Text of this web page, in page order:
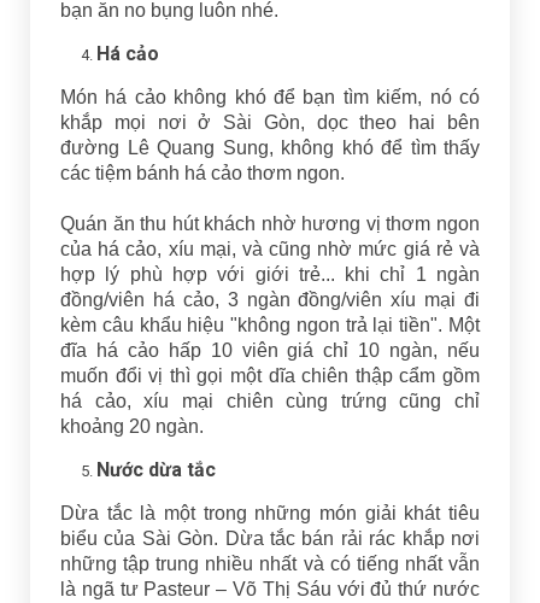
bạn ăn no bụng luôn nhé.
Há cảo
Món há cảo không khó để bạn tìm kiếm, nó có
khắp mọi nơi ở Sài Gòn, dọc theo hai bên
đường Lê Quang Sung, không khó để tìm thấy
các tiệm bánh há cảo thơm ngon.
Quán ăn thu hút khách nhờ hương vị thơm ngon
của há cảo, xíu mại, và cũng nhờ mức giá rẻ và
hợp lý phù hợp với giới trẻ... khi chỉ 1 ngàn
đồng/viên há cảo, 3 ngàn đồng/viên xíu mại đi
kèm câu khẩu hiệu "không ngon trả lại tiền". Một
đĩa há cảo hấp 10 viên giá chỉ 10 ngàn, nếu
muốn đổi vị thì gọi một dĩa chiên thập cẩm gồm
há cảo, xíu mại chiên cùng trứng cũng chỉ
khoảng 20 ngàn.
Nước dừa tắc
Dừa tắc là một trong những món giải khát tiêu
biểu của Sài Gòn. Dừa tắc bán rải rác khắp nơi
những tập trung nhiều nhất và có tiếng nhất vẫn
là ngã tư Pasteur – Võ Thị Sáu với đủ thứ nước